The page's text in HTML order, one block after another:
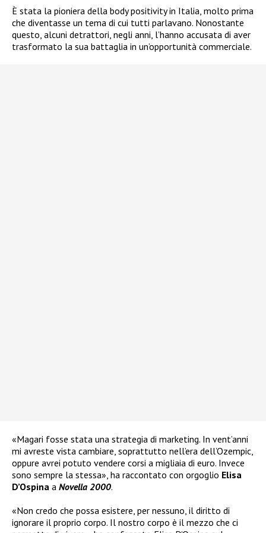
È stata la pioniera della body positivity in Italia, molto prima
che diventasse un tema di cui tutti parlavano. Nonostante
questo, alcuni detrattori, negli anni, l’hanno accusata di aver
trasformato la sua battaglia in un’opportunità commerciale.
«Magari fosse stata una strategia di marketing. In vent’anni
mi avreste vista cambiare, soprattutto nell’era dell’Ozempic,
oppure avrei potuto vendere corsi a migliaia di euro. Invece
sono sempre la stessa», ha raccontato con orgoglio Elisa
D’Ospina a Novella 2000.
«Non credo che possa esistere, per nessuno, il diritto di
ignorare il proprio corpo. Il nostro corpo è il mezzo che ci